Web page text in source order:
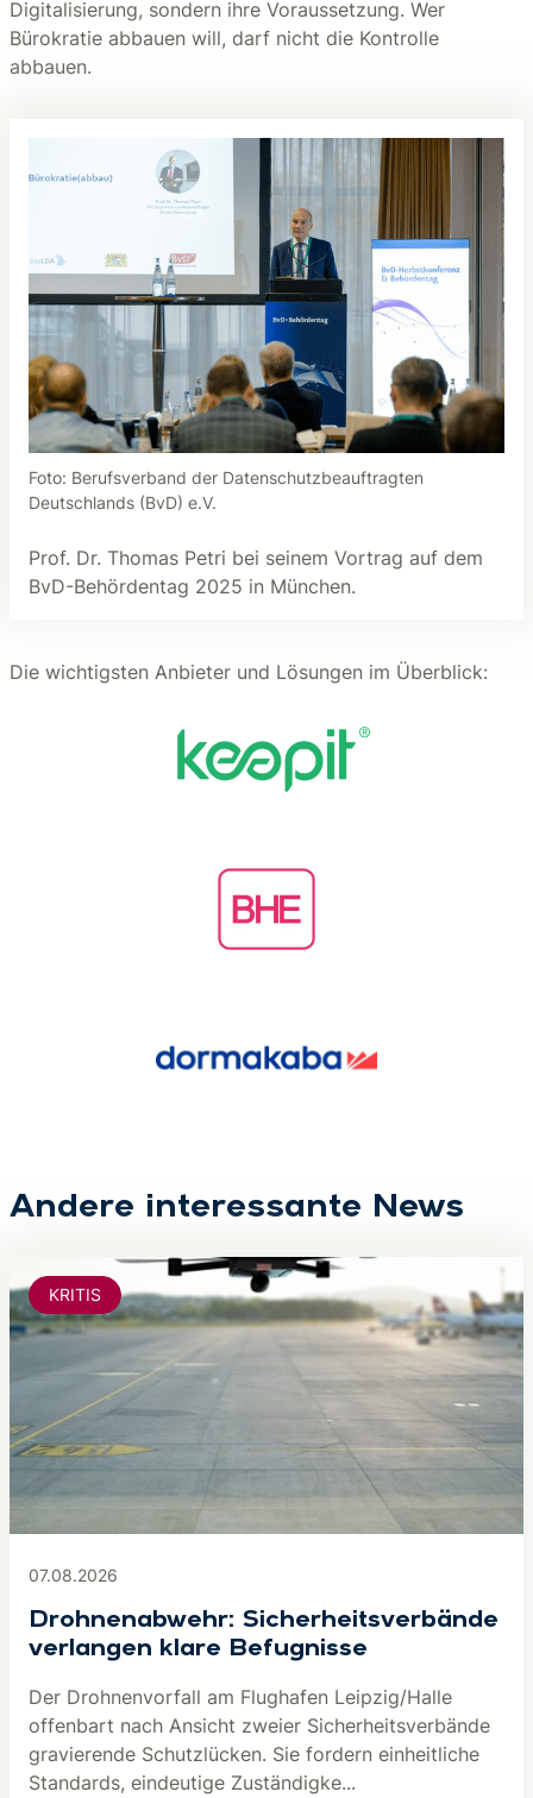
Digitalisierung, sondern ihre Voraussetzung. Wer
Bürokratie abbauen will, darf nicht die Kontrolle
abbauen.
Foto: Berufsverband der Datenschutzbeauftragten
Deutschlands (BvD) e.V.
Prof. Dr. Thomas Petri bei seinem Vortrag auf dem
BvD-Behördentag 2025 in München.
Die wichtigsten Anbieter und Lösungen im Überblick:
Andere interessante News
07.08.2026
Drohnenabwehr: Sicherheitsverbände
verlangen klare Befugnisse
Der Drohnenvorfall am Flughafen Leipzig/Halle
offenbart nach Ansicht zweier Sicherheitsverbände
gravierende Schutzlücken. Sie fordern einheitliche
Standards, eindeutige Zuständigke...
KRITIS